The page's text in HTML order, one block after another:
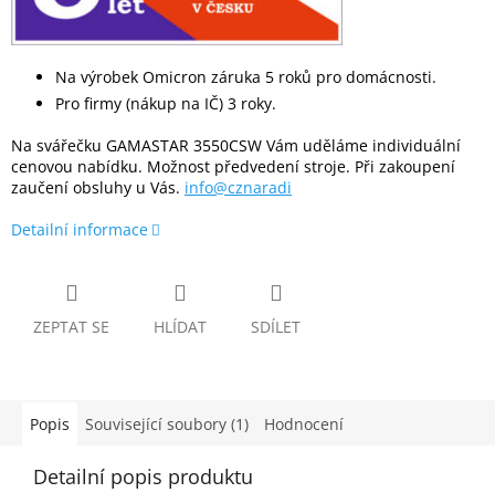
Na výrobek Omicron záruka 5 roků pro domácnosti.
Pro firmy (nákup na IČ) 3 roky.
Na svářečku GAMASTAR 3550CSW Vám uděláme individuální
cenovou nabídku. Možnost předvedení stroje. Při zakoupení
zaučení obsluhy u Vás. info@cznaradi
Detailní informace
ZEPTAT SE HLÍDAT SDÍLET
Popis Související soubory (1) Hodnocení
Detailní popis produktu